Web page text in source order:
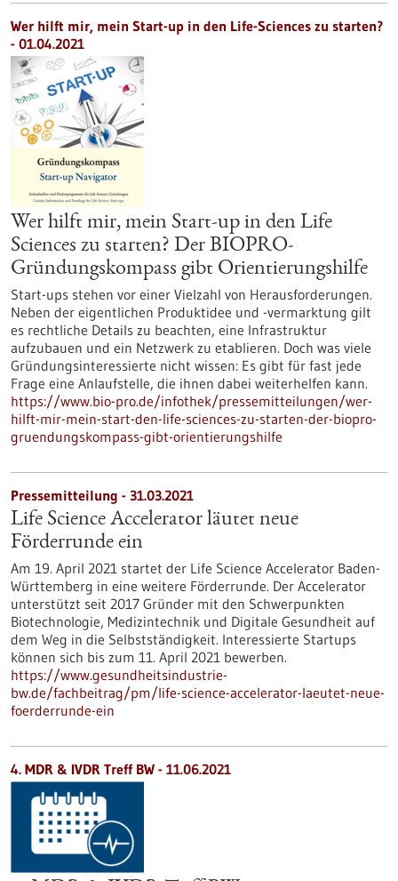
Wer hilft mir, mein Start-up in den Life-Sciences zu starten?
- 01.04.2021
Wer hilft mir, mein Start-up in den Life
Sciences zu starten? Der BIOPRO-
Gründungskompass gibt Orientierungshilfe
Start-ups stehen vor einer Vielzahl von Herausforderungen.
Neben der eigentlichen Produktidee und -vermarktung gilt
es rechtliche Details zu beachten, eine Infrastruktur
aufzubauen und ein Netzwerk zu etablieren. Doch was viele
Gründungsinteressierte nicht wissen: Es gibt für fast jede
Frage eine Anlaufstelle, die ihnen dabei weiterhelfen kann.
https://www.bio-pro.de/infothek/pressemitteilungen/wer-
hilft-mir-mein-start-den-life-sciences-zu-starten-der-biopro-
gruendungskompass-gibt-orientierungshilfe
Pressemitteilung - 31.03.2021
Life Science Accelerator läutet neue
Förderrunde ein
Am 19. April 2021 startet der Life Science Accelerator Baden-
Württemberg in eine weitere Förderrunde. Der Accelerator
unterstützt seit 2017 Gründer mit den Schwerpunkten
Biotechnologie, Medizintechnik und Digitale Gesundheit auf
dem Weg in die Selbstständigkeit. Interessierte Startups
können sich bis zum 11. April 2021 bewerben.
https://www.gesundheitsindustrie-
bw.de/fachbeitrag/pm/life-science-accelerator-laeutet-neue-
foerderrunde-ein
4. MDR & IVDR Treff BW - 11.06.2021